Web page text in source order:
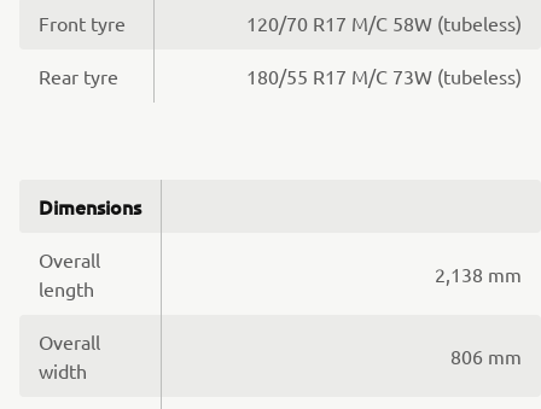
Front tyre 120/70 R17 M/C 58W (tubeless)
Rear tyre 180/55 R17 M/C 73W (tubeless)
Dimensions
Overall
length
2,138 mm
Overall
width
806 mm